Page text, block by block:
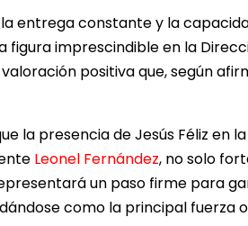
la entrega constante y la
figura imprescindible en la
positiva que, según
la presencia de Jesús Féliz en
Leonel Fernández, no solo
un paso firme para
como la principal fuerza